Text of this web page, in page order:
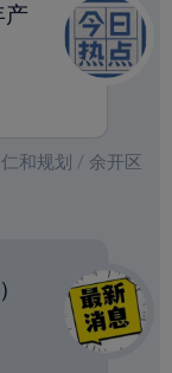
产
仁和规划 / 余开区